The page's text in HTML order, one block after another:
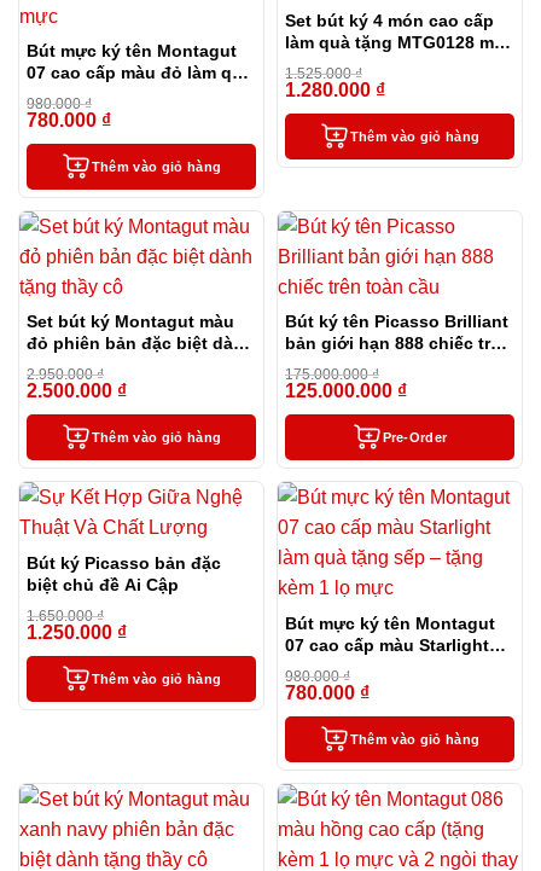
Bút mực ký tên Montagut
07 cao cấp màu đỏ làm quà
tặng sếp – tặng kèm 1 lọ
mực
980.000₫
780.000 ₫
Thêm vào giỏ hàng
Set bút ký 4 món cao cấp
làm quà tặng MTG0128 màu
đỏ
1.525.000₫
1.280.000 ₫
Thêm vào giỏ hàng
Set bút ký Montagut màu
đỏ phiên bản đặc biệt dành
tặng thầy cô
2.950.000₫
2.500.000 ₫
Thêm vào giỏ hàng
Bút ký tên Picasso Brilliant
bản giới hạn 888 chiếc trên
toàn cầu
175.000.000₫
125.000.000 ₫
Pre-Order
Bút ký Picasso bản đặc
biệt chủ đề Ai Cập
1.650.000₫
1.250.000 ₫
Thêm vào giỏ hàng
Bút mực ký tên Montagut
07 cao cấp màu Starlight
làm quà tặng sếp – tặng
kèm 1 lọ mực
980.000₫
780.000 ₫
Thêm vào giỏ hàng